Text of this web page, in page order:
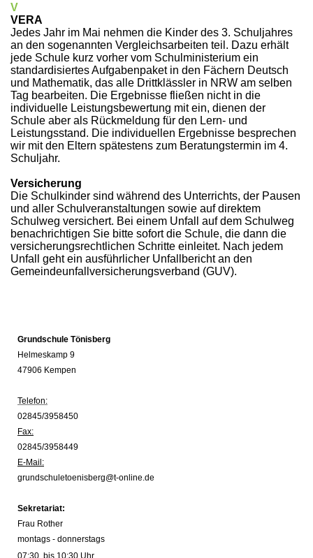
V
VERA
Jedes Jahr im Mai nehmen die Kinder des 3. Schuljahres
an den sogenannten Vergleichsarbeiten teil. Dazu erhält
jede Schule kurz vorher vom Schulministerium ein
standardisiertes Aufgabenpaket in den Fächern Deutsch
und Mathematik, das alle Drittklässler in NRW am selben
Tag bearbeiten. Die Ergebnisse fließen nicht in die
individuelle Leistungsbewertung mit ein, dienen der
Schule aber als Rückmeldung für den Lern- und
Leistungsstand. Die individuellen Ergebnisse besprechen
wir mit den Eltern spätestens zum Beratungstermin im 4.
Schuljahr.
Versicherung
Die Schulkinder sind während des Unterrichts, der Pausen
und aller Schulveranstaltungen sowie auf direktem
Schulweg versichert. Bei einem Unfall auf dem Schulweg
benachrichtigen Sie bitte sofort die Schule, die dann die
versicherungsrechtlichen Schritte einleitet. Nach jedem
Unfall geht ein ausführlicher Unfallbericht an den
Gemeindeunfallversicherungsverband (GUV).
Grundschule Tönisberg
Helmeskamp 9
47906 Kempen
Telefon:
02845/3958450
Fax:
02845/3958449
E-Mail:
grundschuletoenisberg@t-online.de
Sekretariat:
Frau Rother
montags - donnerstags
07:30 bis 10:30 Uhr